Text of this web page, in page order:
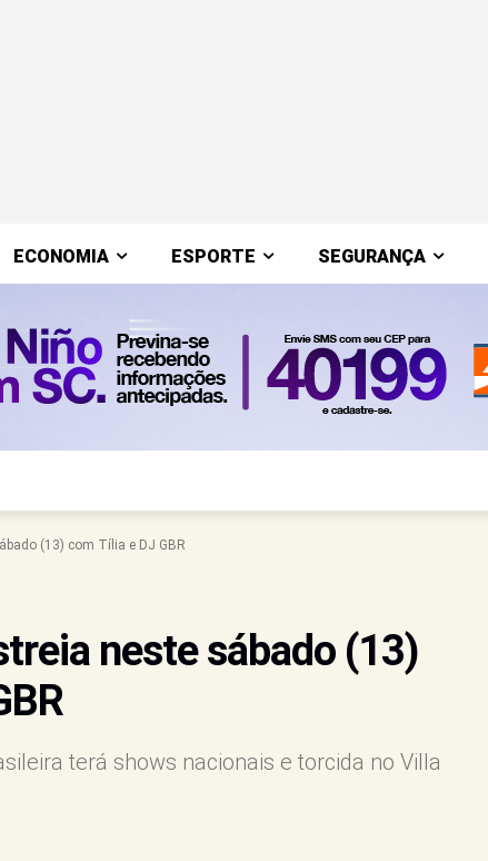
ECONOMIA ESPORTE SEGURANÇA
(13) com Tília e DJ GBR
neste sábado (13)
terá shows nacionais e torcida no Villa